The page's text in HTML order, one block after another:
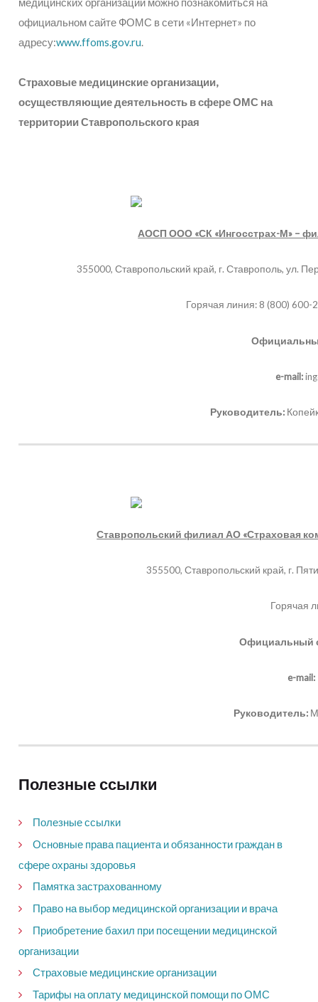
официальном сайте ФОМС в сети «Интернет» по
адресу:www.ffoms.gov.ru.
Страховые медицинские организации,
осуществляющие деятельность в сфере ОМС на
территории Ставропольского края
АОСП ООО «СК «Ингосстрах-М» –
355000, Ставропольский край, г. Ставрополь, ул.
Горячая линия: 8 (800) 600-
e-mail:
Руководитель:
Ставропольский филиал АО «Страховая
355500, Ставропольский край, г.
Горячая
Официальный
e-mail:
Руководитель:
Полезные ссылки
Полезные ссылки
Основные права пациента и обязанности граждан в
сфере охраны здоровья
Памятка застрахованному
Право на выбор медицинской организации и врача
Приобретение бахил при посещении медицинской
организации
Страховые медицинские организации
Тарифы на оплату медицинской помощи по ОМС